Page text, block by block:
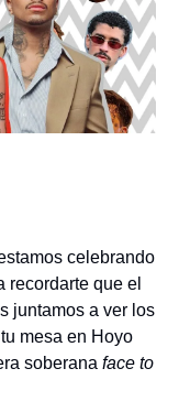
celebrando
recordarte que el
juntamos a ver los
tu mesa en Hoyo
soberana face to